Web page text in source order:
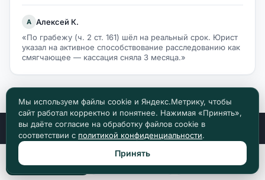
А Алексей К.
«По грабежу (ч. 2 ст. 161) шёл на реальный срок. Юрист
указал на активное способствование расследованию как
смягчающее — кассация сняла 3 месяца.»
Мы используем файлы cookie и Яндекс.Метрику, чтобы
сайт работал корректно и понятнее. Нажимая «Принять»,
вы даёте согласие на обработку файлов cookie в
соответствии с политикой конфиденциальности.
Принять